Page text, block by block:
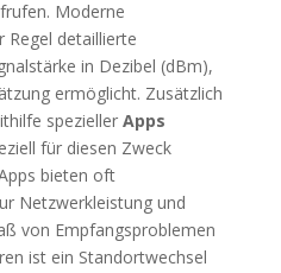
Moderne
Regel detaillierte
in Dezibel (dBm),
ermöglicht. Zusätzlich
spezieller Apps
für diesen Zweck
bieten oft
Netzwerkleistung und
von Empfangsproblemen
ist ein Standortwechsel